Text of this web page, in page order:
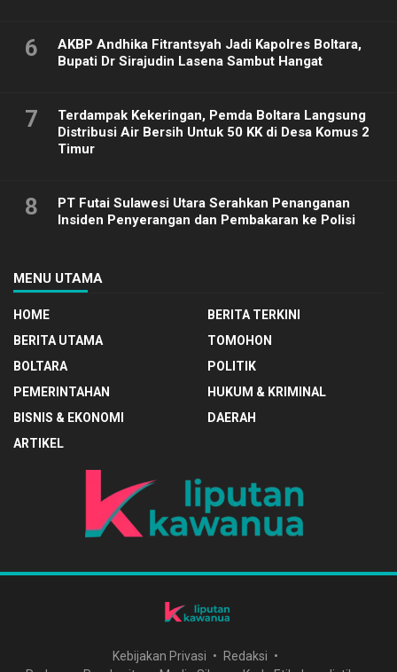
6
AKBP Andhika Fitrantsyah Jadi Kapolres Boltara,
Bupati Dr Sirajudin Lasena Sambut Hangat
7
Terdampak Kekeringan, Pemda Boltara Langsung
Distribusi Air Bersih Untuk 50 KK di Desa Komus 2
Timur
8
PT Futai Sulawesi Utara Serahkan Penanganan
Insiden Penyerangan dan Pembakaran ke Polisi
MENU UTAMA
HOME
BERITA TERKINI
BERITA UTAMA
TOMOHON
BOLTARA
POLITIK
PEMERINTAHAN
HUKUM & KRIMINAL
BISNIS & EKONOMI
DAERAH
ARTIKEL
Kebijakan Privasi
Redaksi